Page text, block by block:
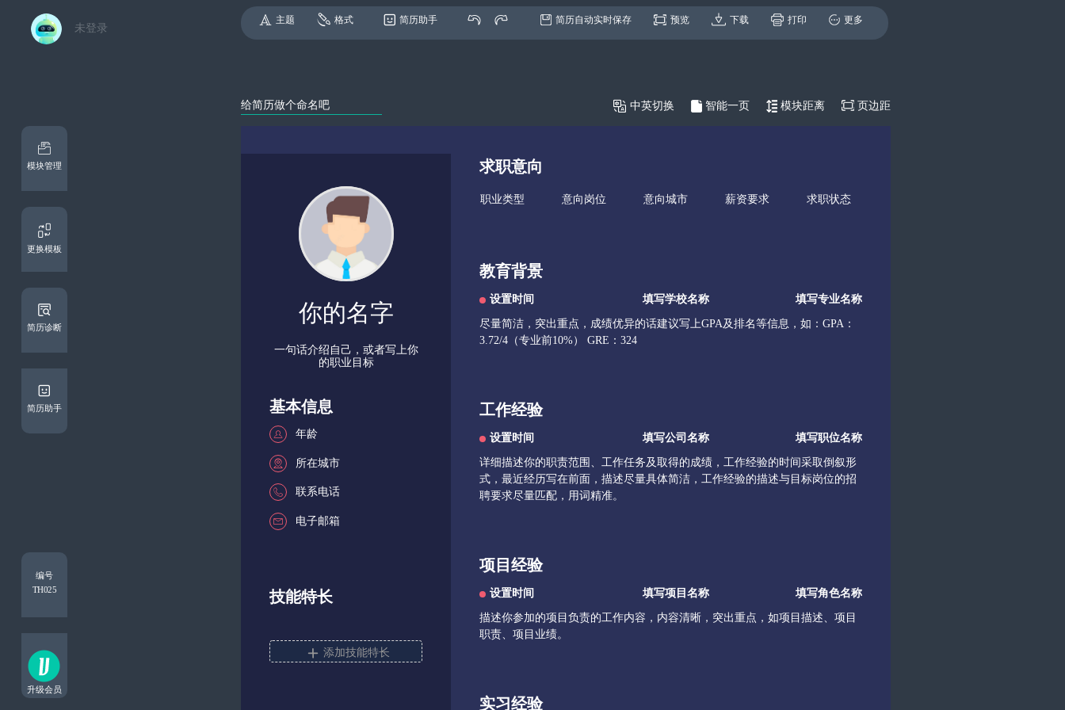
主题 格式 简历助手 简历自动实时保存 预览 下载 打印 更多
未登录
模块管理
更换模板
简历诊断
简历助手
编号
TH025
升级会员
 中英切换 智能一页 模块距离 页边距
基本信息




技能特长
添加技能特长
求职意向
教育背景
工作经验
项目经验
实习经验